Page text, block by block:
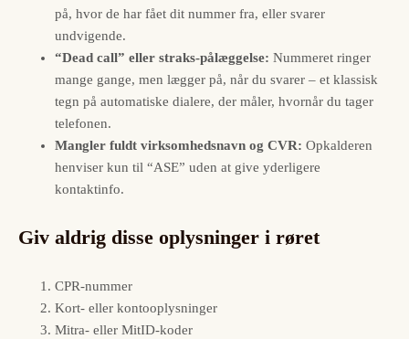
på, hvor de har fået dit nummer fra, eller svarer
undvigende.
“Dead call” eller straks-pålæggelse: Nummeret ringer
mange gange, men lægger på, når du svarer – et klassisk
tegn på automatiske dialere, der måler, hvornår du tager
telefonen.
Mangler fuldt virksomhedsnavn og CVR: Opkalderen
henviser kun til “ASE” uden at give yderligere
kontaktinfo.
Giv aldrig disse oplysninger i røret
CPR-nummer
Kort- eller kontooplysninger
Mitra- eller MitID-koder